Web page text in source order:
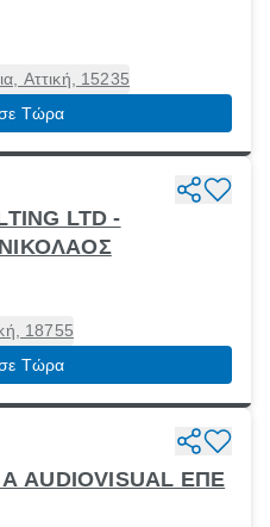
Αττική, 15235
Τώρα
LTD -
18755
Τώρα
AUDIOVISUAL ΕΠΕ